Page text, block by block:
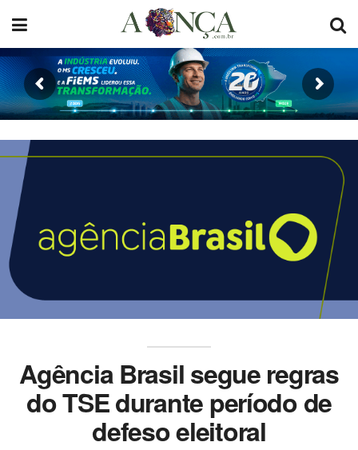
Agência Brasil segue regras
do TSE durante período de
defeso eleitoral